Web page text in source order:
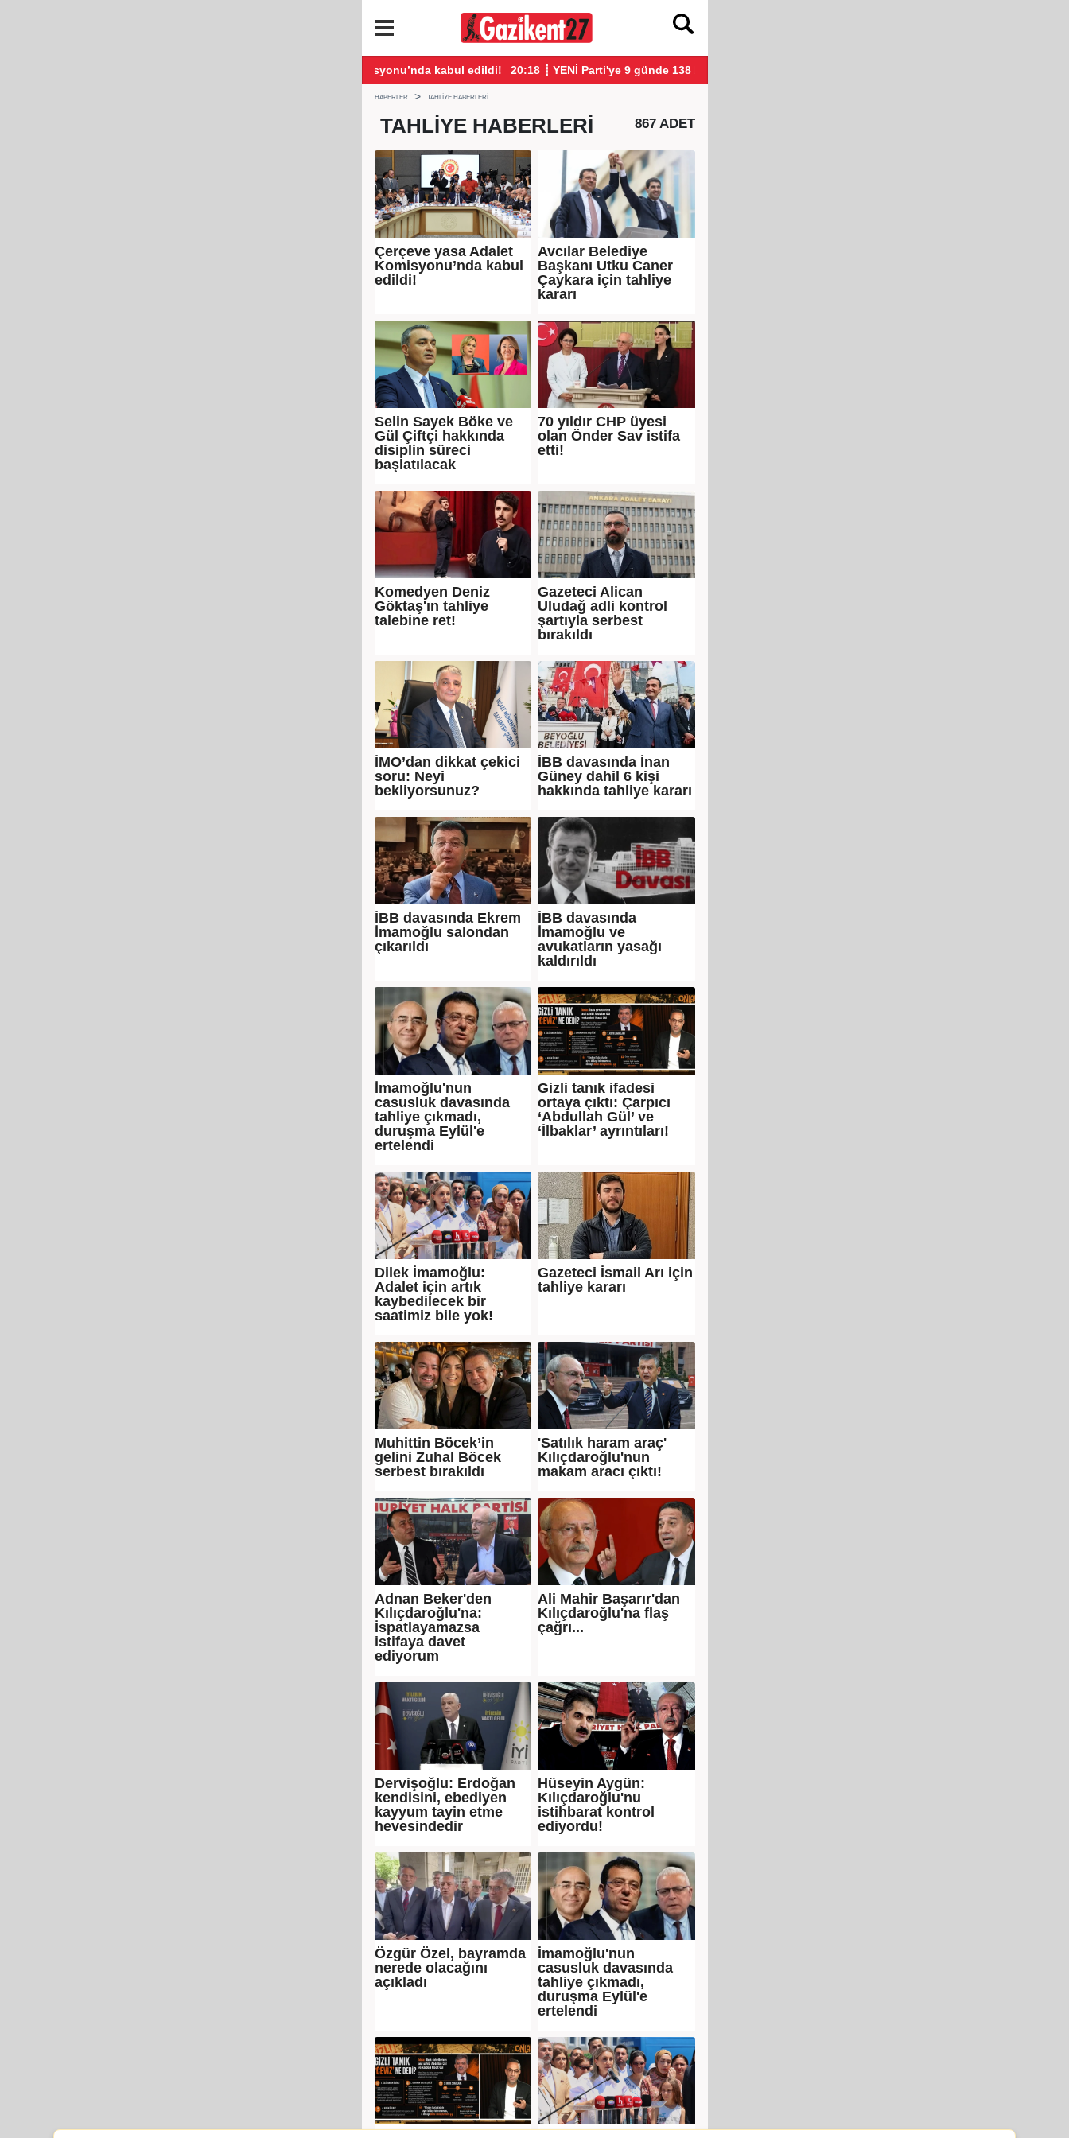
20:18 ┋ YENİ Parti'ye 9 günde 138 bin kişi 300 milyon bağış yaptı
HABERLER TAHLIYE HABERLERI
TAHLIYEHABERLERI 867 ADET
Çerçeve yasa Adalet
Komisyonu’nda kabul
edildi!
Avcılar Belediye
Başkanı Utku Caner
Çaykara için tahliye
kararı
Selin Sayek Böke ve
Gül Çiftçi hakkında
disiplin süreci
başlatılacak
70 yıldır CHP üyesi
olan Önder Sav istifa
etti!
Komedyen Deniz
Göktaş'ın tahliye
talebine ret!
Gazeteci Alican
Uludağ adli kontrol
şartıyla serbest
bırakıldı
İMO’dan dikkat çekici
soru: Neyi
bekliyorsunuz?
İBB davasında İnan
Güney dahil 6 kişi
hakkında tahliye kararı
İBB davasında Ekrem
İmamoğlu salondan
çıkarıldı
İBB davasında
İmamoğlu ve
avukatların yasağı
kaldırıldı
İmamoğlu'nun
casusluk davasında
tahliye çıkmadı,
duruşma Eylül'e
ertelendi
Gizli tanık ifadesi
ortaya çıktı: Çarpıcı
‘Abdullah Gül’ ve
‘İlbaklar’ ayrıntıları!
Dilek İmamoğlu:
Adalet için artık
kaybedilecek bir
saatimiz bile yok!
Gazeteci İsmail Arı için
tahliye kararı
Muhittin Böcek’in
gelini Zuhal Böcek
serbest bırakıldı
'Satılık haram araç'
Kılıçdaroğlu'nun
makam aracı çıktı!
Adnan Beker'den
Kılıçdaroğlu'na:
İspatlayamazsa
istifaya davet
ediyorum
Ali Mahir Başarır'dan
Kılıçdaroğlu'na flaş
çağrı...
Dervişoğlu: Erdoğan
kendisini, ebediyen
kayyum tayin etme
hevesindedir
Hüseyin Aygün:
Kılıçdaroğlu'nu
istihbarat kontrol
ediyordu!
Özgür Özel, bayramda
nerede olacağını
açıkladı
İmamoğlu'nun
casusluk davasında
tahliye çıkmadı,
duruşma Eylül'e
ertelendi